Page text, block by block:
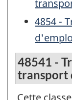
4854 -
48541 -
transport
Cette